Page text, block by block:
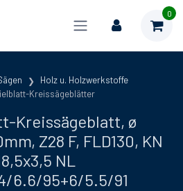
0
Holz u. Holzwerkstoffe
Kreissägeblätter
Kreissägeblatt, ø
Z28 F, FLD130, KN
NL
6.6/95+6/5.5/91